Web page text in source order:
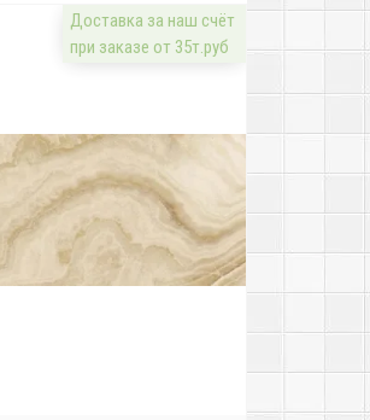
Доставка за наш счёт
при заказе от 35т.руб